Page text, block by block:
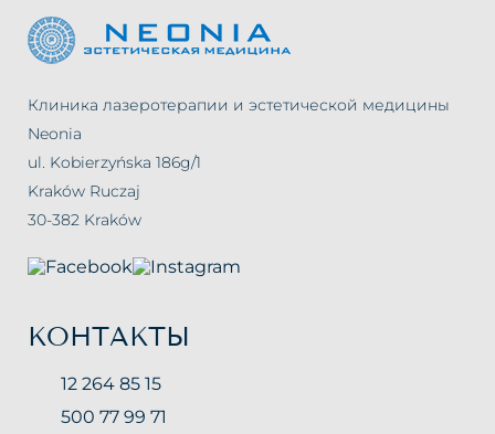
Клиника лазеротерапии и эстетической медицины
Neonia
ul. Kobierzyńska 186g/1
Kraków Ruczaj
30-382 Kraków
КОНТАКТЫ
12 264 85 15
500 77 99 71